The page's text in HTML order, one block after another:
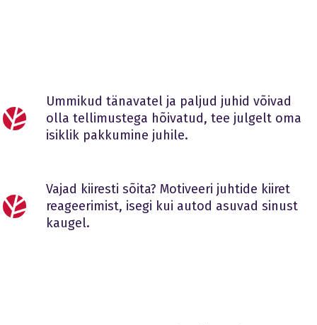
Ummikud tänavatel ja paljud juhid võivad
olla tellimustega hõivatud, tee julgelt oma
isiklik pakkumine juhile.
Vajad kiiresti sõita? Motiveeri juhtide kiiret
reageerimist, isegi kui autod asuvad sinust
kaugel.